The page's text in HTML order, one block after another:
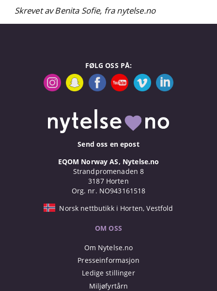
Skrevet av Benita Sofie, fra nytelse.no
FØLG OSS PÅ:
Send oss en epost
EQOM Norway AS, Nytelse.no
Strandpromenaden 8
3187 Horten
Org. nr. NO943161518
Norsk nettbutikk i Horten, Vestfold
OM OSS
Om Nytelse.no
Presseinformasjon
Ledige stillinger
Miljøfyrtårn